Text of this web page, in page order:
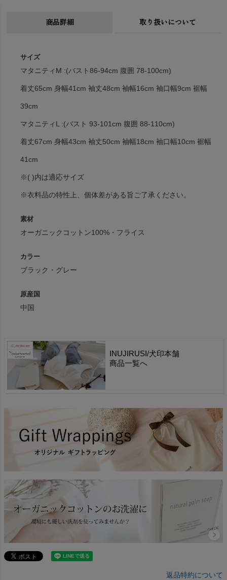
商品詳細 取り扱いについて
サイズ
マタニティM :(バスト86-94cm 腹囲 78-100cm)
着丈65cm 身幅41cm 袖丈48cm 袖幅16cm 袖口幅9cm 裾幅
39cm
マタニティL :(バスト 93-101cm 腹囲 88-110cm)
着丈67cm 身幅43cm 袖丈50cm 袖幅18cm 袖口幅10cm 裾幅
41cm
※( )内は適応サイズ
※衣料品の特性上、個体差がある旨ご了承ください。
素材
オーガニックコットン100%・フライス
カラー
ブラック・グレー
原産国
中国
INUJIRUSI/犬印本舗
商品一覧へ
返品特約について